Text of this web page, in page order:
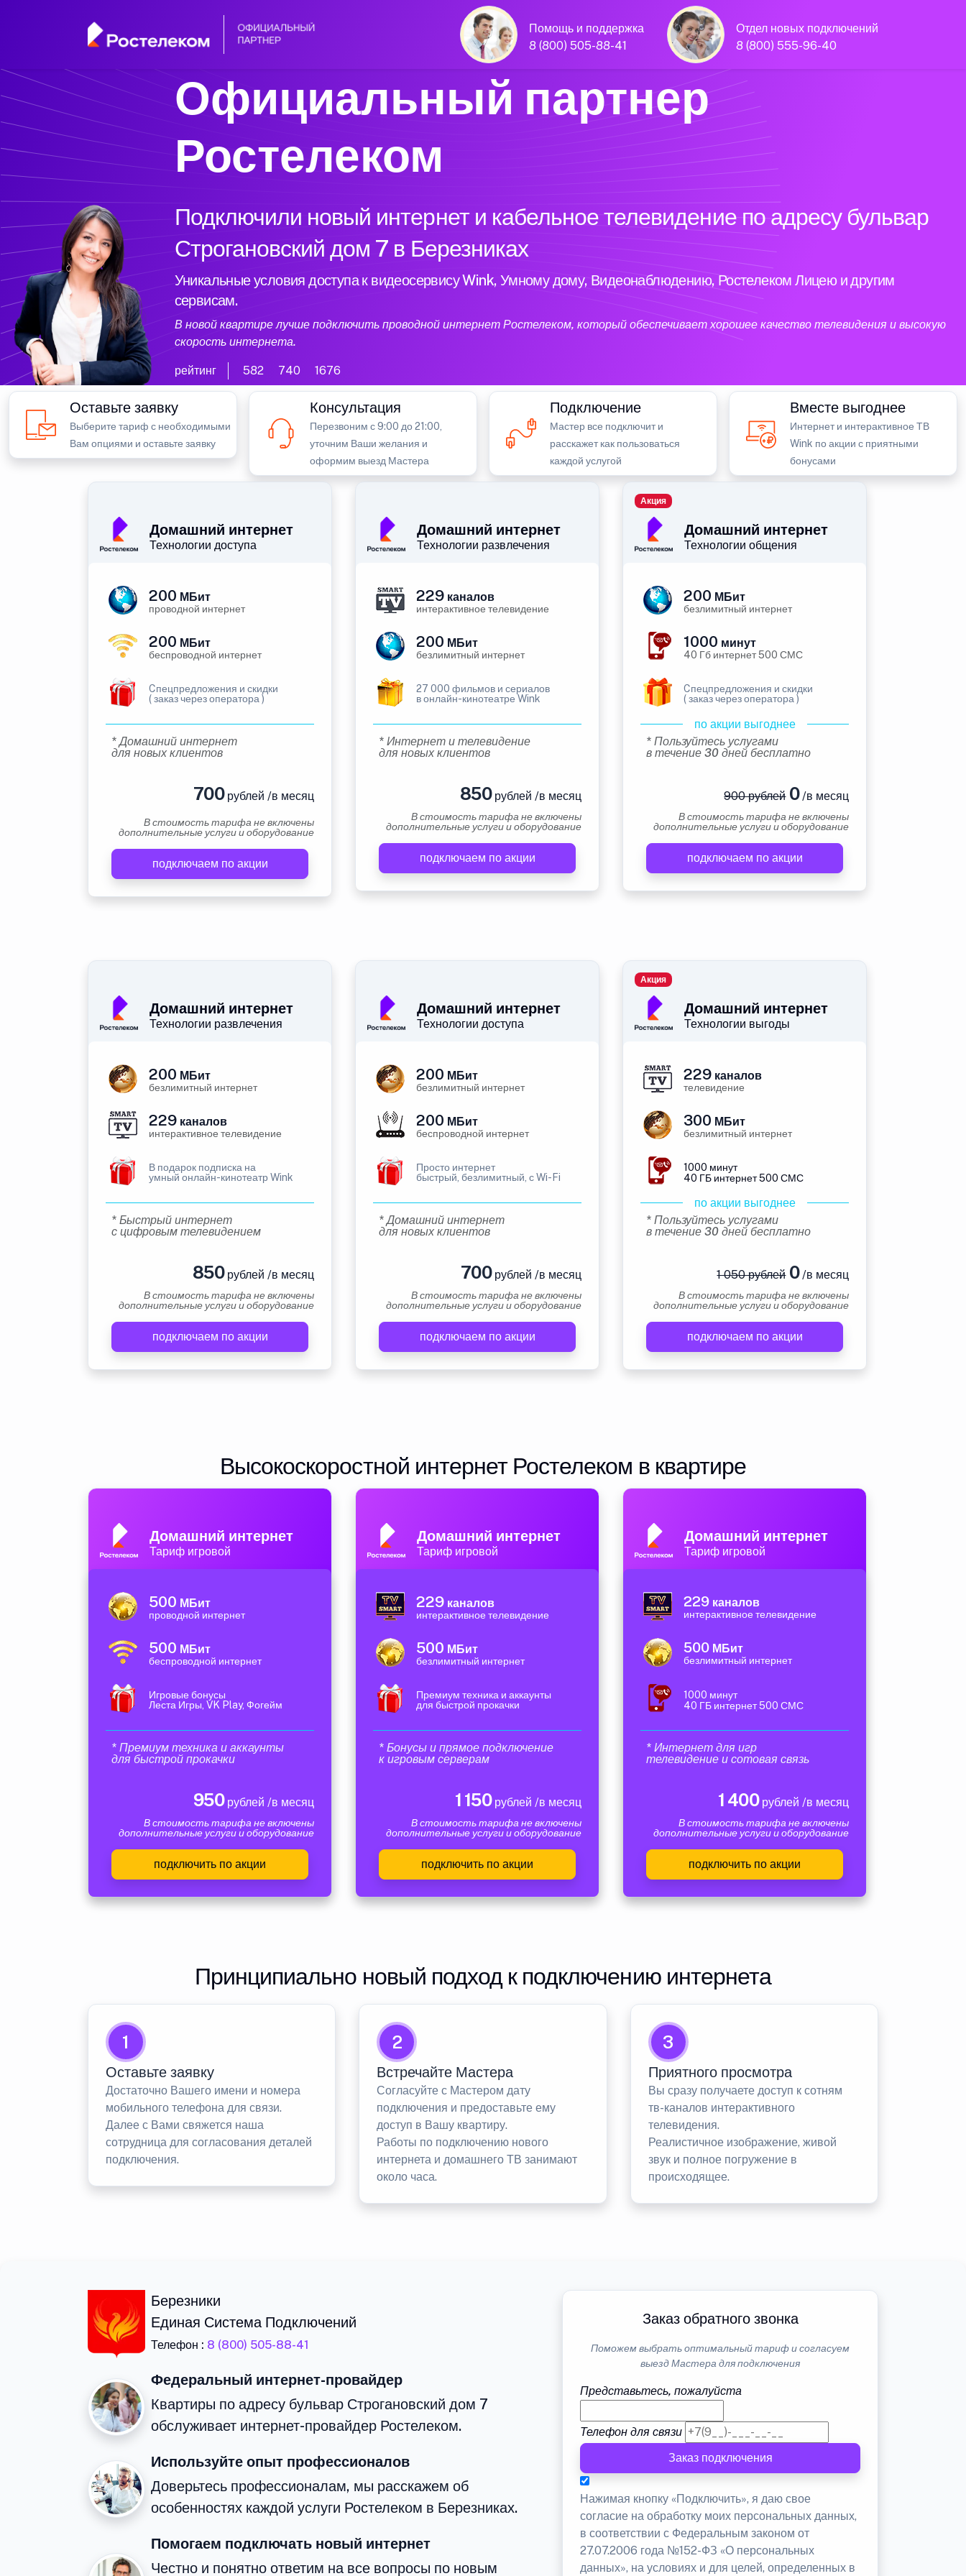
Помощь и поддержка
8 (800) 505-88-41
Отдел новых подключений
8 (800) 555-96-40
Официальный партнер
Ростелеком
Подключили новый интернет и кабельное телевидение по адресу бульвар
Строгановский дом 7 в Березниках
Уникальные условия доступа к видеосервису Wink, Умному дому, Видеонаблюдению, Ростелеком Лицею и другим
сервисам.
В новой квартире лучше подключить проводной интернет Ростелеком, который обеспечивает хорошее качество телевидения и высокую
скорость интернета.
рейтинг 582 740 1676
Оставьте заявку
Выберите тариф с необходимыми
Вам опциями и оставьте заявку
Консультация
Перезвоним с 9:00 до 21:00,
уточним Ваши желания и
оформим выезд Мастера
Подключение
Мастер все подключит и
расскажет как пользоваться
каждой услугой
Вместе выгоднее
Интернет и интерактивное ТВ
Wink по акции с приятными
бонусами
Домашний интернет
Технологии доступа
200 МБит
проводной интернет
200 МБит
беспроводной интернет
Cпецпредложения и скидки
( заказ через оператора )
* Домашний интернет
для новых клиентов
700рублей /в месяц
В стоимость тарифа не включены
дополнительные услуги и оборудование
подключаем по акции
Домашний интернет
Технологии развлечения
229 каналов
интерактивное телевидение
200 МБит
безлимитный интернет
27 000 фильмов и сериалов
в онлайн-кинотеатре Wink
* Интернет и телевидение
для новых клиентов
850рублей /в месяц
В стоимость тарифа не включены
дополнительные услуги и оборудование
подключаем по акции
Домашний интернет
Технологии общения
Акция
200 МБит
безлимитный интернет
1000 минут
40 Гб интернет 500 СМС
Cпецпредложения и скидки
( заказ через оператора )
по акции выгоднее
* Пользуйтесь услугами
в течение 30 дней бесплатно
900 рублей0/в месяц
В стоимость тарифа не включены
дополнительные услуги и оборудование
подключаем по акции
Домашний интернет
Технологии развлечения
200 МБит
безлимитный интернет
229 каналов
интерактивное телевидение
В подарок подписка на
умный онлайн-кинотеатр Wink
* Быстрый интернет
с цифровым телевидением
850рублей /в месяц
В стоимость тарифа не включены
дополнительные услуги и оборудование
подключаем по акции
Домашний интернет
Технологии доступа
200 МБит
безлимитный интернет
200 МБит
беспроводной интернет
Просто интернет
быстрый, безлимитный, с Wi-Fi
* Домашний интернет
для новых клиентов
700рублей /в месяц
В стоимость тарифа не включены
дополнительные услуги и оборудование
подключаем по акции
Домашний интернет
Технологии выгоды
Акция
229 каналов
телевидение
300 МБит
безлимитный интернет
1000 минут
40 ГБ интернет 500 СМС
по акции выгоднее
* Пользуйтесь услугами
в течение 30 дней бесплатно
1 050 рублей0/в месяц
В стоимость тарифа не включены
дополнительные услуги и оборудование
подключаем по акции
Высокоскоростной интернет Ростелеком в квартире
Домашний интернет
Тариф игровой
500 МБит
проводной интернет
500 МБит
беспроводной интернет
Игровые бонусы
Леста Игры, VK Play, Фогейм
* Премиум техника и аккаунты
для быстрой прокачки
950рублей /в месяц
В стоимость тарифа не включены
дополнительные услуги и оборудование
подключить по акции
Домашний интернет
Тариф игровой
229 каналов
интерактивное телевидение
500 МБит
безлимитный интернет
Премиум техника и аккаунты
для быстрой прокачки
* Бонусы и прямое подключение
к игровым серверам
1 150рублей /в месяц
В стоимость тарифа не включены
дополнительные услуги и оборудование
подключить по акции
Домашний интернет
Тариф игровой
229 каналов
интерактивное телевидение
500 МБит
безлимитный интернет
1000 минут
40 ГБ интернет 500 СМС
* Интернет для игр
телевидение и сотовая связь
1 400рублей /в месяц
В стоимость тарифа не включены
дополнительные услуги и оборудование
подключить по акции
Принципиально новый подход к подключению интернета
1
Оставьте заявку
Достаточно Вашего имени и номера
мобильного телефона для связи.
Далее с Вами свяжется наша
сотрудница для согласования деталей
подключения.
2
Встречайте Мастера
Согласуйте с Мастером дату
подключения и предоставьте ему
доступ в Вашу квартиру.
Работы по подключению нового
интернета и домашнего ТВ занимают
около часа.
3
Приятного просмотра
Вы сразу получаете доступ к сотням
тв-каналов интерактивного
телевидения.
Реалистичное изображение, живой
звук и полное погружение в
происходящее.
Березники
Единая Система Подключений
Телефон : 8 (800) 505-88-41
Федеральный интернет-провайдер
Квартиры по адресу бульвар Строгановский дом 7
обслуживает интернет-провайдер Ростелеком.
Используйте опыт профессионалов
Доверьтесь профессионалам, мы расскажем об
особенностях каждой услуги Ростелеком в Березниках.
Помогаем подключать новый интернет
Честно и понятно ответим на все вопросы по новым
Заказ обратного звонка
Поможем выбрать оптимальный тариф и согласуем
выезд Мастера для подключения
Представьтесь, пожалуйста
Телефон для связи
Заказ подключения
Нажимая кнопку «Подключить», я даю свое
согласие на обработку моих персональных данных,
в соответствии с Федеральным законом от
27.07.2006 года №152-ФЗ «О персональных
данных», на условиях и для целей, определенных в